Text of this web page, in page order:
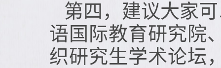
第四，建议大家
语国际教育研究院
织研究生学术论坛